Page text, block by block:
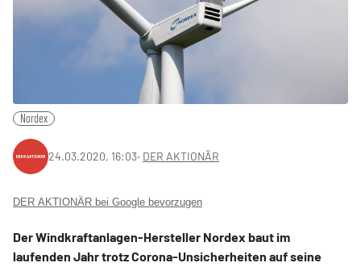
Nordex
24.03.2020, 16:03‧ DER AKTIONÄR
DER AKTIONÄR bei Google bevorzugen
Der Windkraftanlagen-Hersteller Nordex baut im
laufenden Jahr trotz Corona-Unsicherheiten auf seine